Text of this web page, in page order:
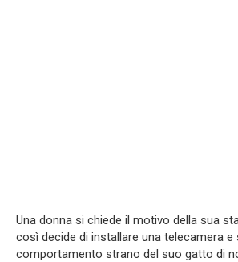
Una donna si chiede il motivo della sua
così decide di installare una telecamera e
comportamento strano del suo gatto di